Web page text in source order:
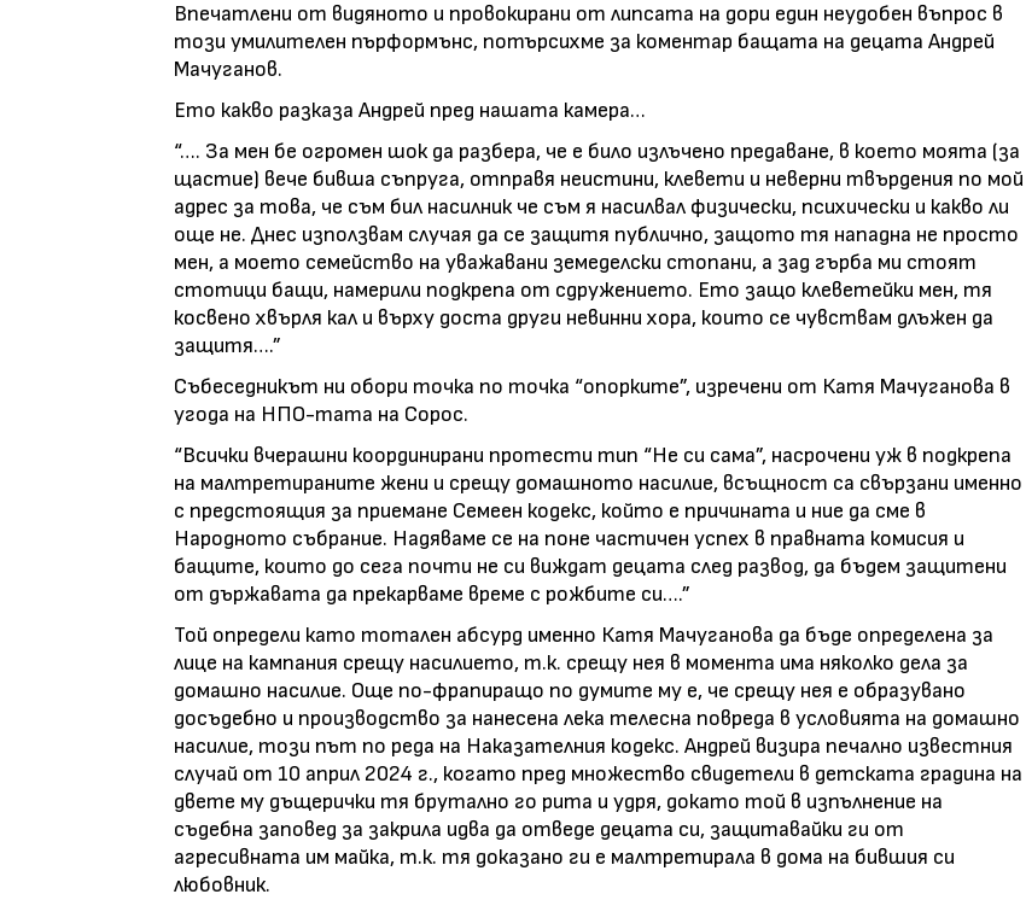
Впечатлени от видяното и провокирани от липсата на дори един неудобен въпрос в
този умилителен пърформънс, потърсихме за коментар бащата на децата Андрей
Мачуганов.
Ето какво разказа Андрей пред нашата камера…
“…. За мен бе огромен шок да разбера, че е било излъчено предаване, в което моята (за
щастие) вече бивша съпруга, отправя неистини, клевети и неверни твърдения по мой
адрес за това, че съм бил насилник че съм я насилвал физически, психически и какво ли
още не. Днес използвам случая да се защитя публично, защото тя нападна не просто
мен, а моето семейство на уважавани земеделски стопани, а зад гърба ми стоят
стотици бащи, намерили подкрепа от сдружението. Ето защо клеветейки мен, тя
косвено хвърля кал и върху доста други невинни хора, които се чувствам длъжен да
защитя….”
Събеседникът ни обори точка по точка “опорките”, изречени от Катя Мачуганова в
угода на НПО-тата на Сорос.
“Всички вчерашни координирани протести тип “Не си сама”, насрочени уж в подкрепа
на малтретираните жени и срещу домашното насилие, всъщност са свързани именно
с предстоящия за приемане Семеен кодекс, който е причината и ние да сме в
Народното събрание. Надяваме се на поне частичен успех в правната комисия и
бащите, които до сега почти не си виждат децата след развод, да бъдем защитени
от държавата да прекарваме време с рожбите си….”
Той определи като тотален абсурд именно Катя Мачуганова да бъде определена за
лице на кампания срещу насилието, т.к. срещу нея в момента има няколко дела за
домашно насилие. Още по-фрапиращо по думите му е, че срещу нея е образувано
досъдебно и производство за нанесена лека телесна повреда в условията на домашно
насилие, този път по реда на Наказателния кодекс. Андрей визира печално известния
случай от 10 април 2024 г., когато пред множество свидетели в детската градина на
двете му дъщерички тя брутално го рита и удря, докато той в изпълнение на
съдебна заповед за закрила идва да отведе децата си, защитавайки ги от
агресивната им майка, т.к. тя доказано ги е малтретирала в дома на бившия си
любовник.